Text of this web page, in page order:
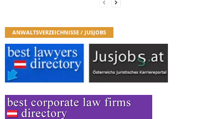
ANWALTSVERZEICHNISSE / JUSJOBS